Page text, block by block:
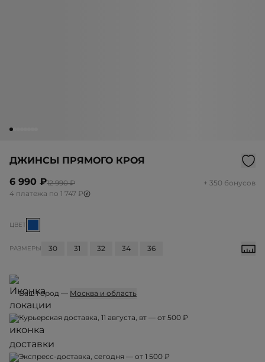
ДЖИНСЫ ПРЯМОГО КРОЯ
6 990 ₽12 990 ₽
+ 350 бонусов
4 платежа по 1 747 ₽
ЦВЕТ
РАЗМЕРЫ 30 31 32 34 36
Ваш город — Москва и область
Курьерская доставка, 11 августа, вт — от 500 ₽
Экспресс-доставка, сегодня — от 1 500 ₽